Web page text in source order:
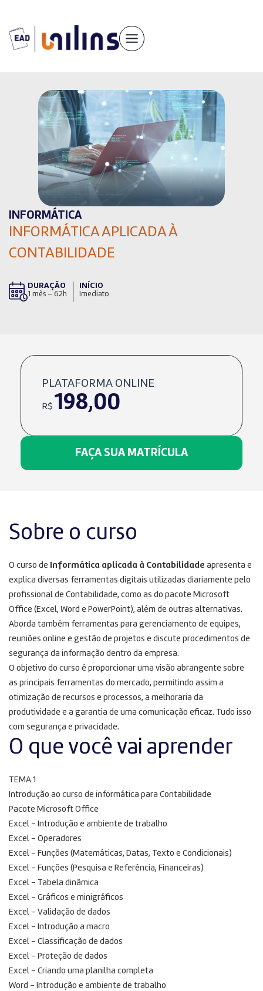
conteúdo
INFORMÁTICA
INFORMÁTICA APLICADA À
CONTABILIDADE
DURAÇÃO
1 mês – 62h
INÍCIO
Imediato
Sobre o curso
O curso de Informática aplicada à Contabilidade apresenta e
explica diversas ferramentas digitais utilizadas diariamente pelo
profissional de Contabilidade, como as do pacote Microsoft
Office (Excel, Word e PowerPoint), além de outras alternativas.
Aborda também ferramentas para gerenciamento de equipes,
reuniões online e gestão de projetos e discute procedimentos de
segurança da informação dentro da empresa.
O objetivo do curso é proporcionar uma visão abrangente sobre
as principais ferramentas do mercado, permitindo assim a
otimização de recursos e processos, a melhoraria da
produtividade e a garantia de uma comunicação eficaz. Tudo isso
com segurança e privacidade.
O que você vai aprender
TEMA 1
Introdução ao curso de informática para Contabilidade
Pacote Microsoft Office
Excel – Introdução e ambiente de trabalho
Excel – Operadores
Excel – Funções (Matemáticas, Datas, Texto e Condicionais)
Excel – Funções (Pesquisa e Referência, Financeiras)
Excel – Tabela dinâmica
Excel – Gráficos e minigráficos
Excel – Validação de dados
Excel – Introdução a macro
Excel – Classificação de dados
Excel – Proteção de dados
Excel – Criando uma planilha completa
Word – Introdução e ambiente de trabalho
PLATAFORMA ONLINE
R$ 198,00
FAÇA SUA MATRÍCULA